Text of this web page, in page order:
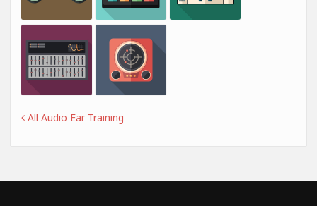
All Audio Ear Training